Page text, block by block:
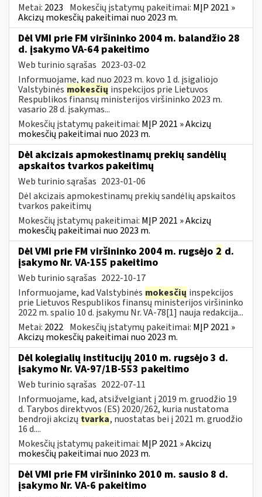
Metai: 2023 Mokesčių įstatymų pakeitimai: MĮP 2021 »
Akcizų mokesčių pakeitimai nuo 2023 m.
Dėl VMI prie FM viršininko 2004 m. balandžio 28
d. įsakymo VA-64 pakeitimo
Web turinio sąrašas 2023-03-02
Informuojame, kad nuo 2023 m. kovo 1 d. įsigaliojo
Valstybinės mokesčių inspekcijos prie Lietuvos
Respublikos finansų ministerijos viršininko 2023 m.
vasario 28 d. įsakymas...
Mokesčių įstatymų pakeitimai: MĮP 2021 » Akcizų
mokesčių pakeitimai nuo 2023 m.
Dėl akcizais apmokestinamų prekių sandėlių
apskaitos tvarkos pakeitimų
Web turinio sąrašas 2023-01-06
Dėl akcizais apmokestinamų prekių sandėlių apskaitos
tvarkos pakeitimų
Mokesčių įstatymų pakeitimai: MĮP 2021 » Akcizų
mokesčių pakeitimai nuo 2023 m.
Dėl VMI prie FM viršininko 2004 m. rugsėjo 2 d.
įsakymo Nr. VA-155 pakeitimo
Web turinio sąrašas 2022-10-17
Informuojame, kad Valstybinės mokesčių inspekcijos
prie Lietuvos Respublikos finansų ministerijos viršininko
2022 m. spalio 10 d. įsakymu Nr. VA-78[1] nauja redakcija...
Metai: 2022 Mokesčių įstatymų pakeitimai: MĮP 2021 »
Akcizų mokesčių pakeitimai nuo 2023 m.
Dėl kolegialių institucijų 2010 m. rugsėjo 3 d.
įsakymo Nr. VA-97/1B-553 pakeitimo
Web turinio sąrašas 2022-07-11
Informuojame, kad, atsižvelgiant į 2019 m. gruodžio 19
d. Tarybos direktyvos (ES) 2020/262, kuria nustatoma
bendroji akcizų tvarka, nuostatas bei į 2021 m. gruodžio
16 d....
Mokesčių įstatymų pakeitimai: MĮP 2021 » Akcizų
mokesčių pakeitimai nuo 2023 m.
Dėl VMI prie FM viršininko 2010 m. sausio 8 d.
įsakymo Nr. VA-6 pakeitimo